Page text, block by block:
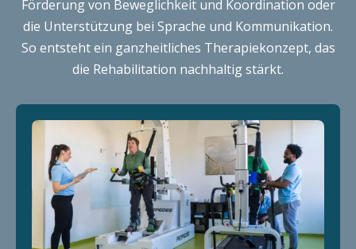
Förderung von Beweglichkeit und Koordination oder
die Unterstützung bei Sprache und Kommunikation.
So entsteht ein ganzheitliches Therapiekonzept, das
die Rehabilitation nachhaltig stärkt.